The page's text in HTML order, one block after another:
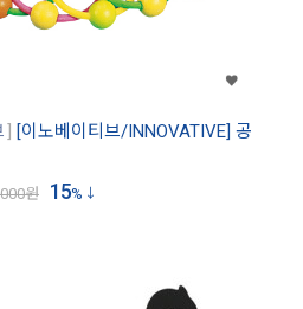
[이노베이티브/INNOVATIVE] 공
원 15%